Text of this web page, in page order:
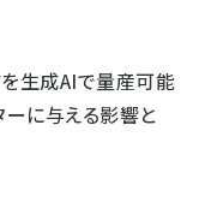
を生成AIで量産可能
ーに与える影響と